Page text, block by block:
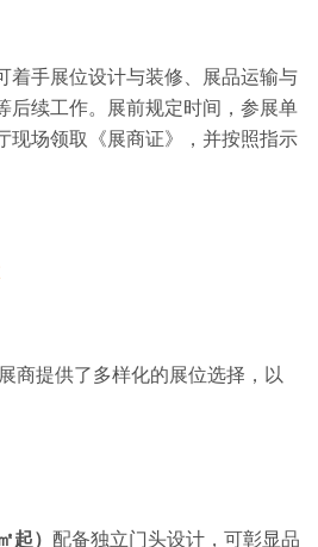
着手展位设计与装修、展品运输与
续工作。
展前规定时间，参展单
现场领取《展商证》，并按照指示
商提供了多样化的展位选择，以
起） 配备独立门头设计，可彰显品